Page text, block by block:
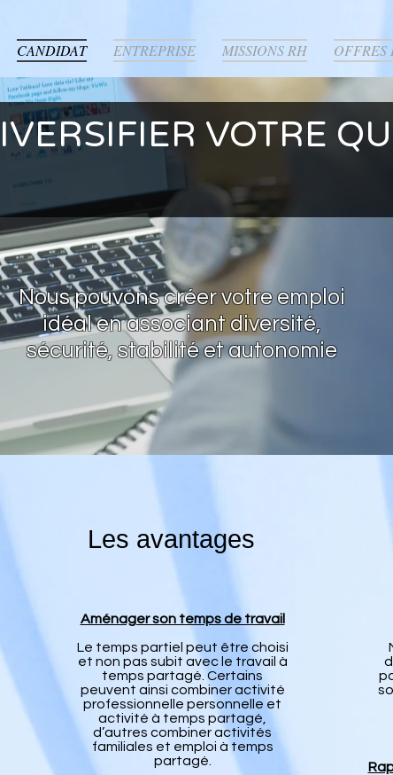
CANDIDAT ENTREPRISE MISSIONS RH
VOTRE
Nous pouvons créer votre emploi
idéal en associant diversité,
sécurité, stabilité et autonomie
Les avantages
Aménager son temps de travail
Le temps partiel peut être choisi
et non pas subit avec le travail à
temps partagé. Certains
peuvent ainsi combiner activité
professionnelle personnelle et
activité à temps partagé,
d’autres combiner activités
familiales et emploi à temps
partagé.